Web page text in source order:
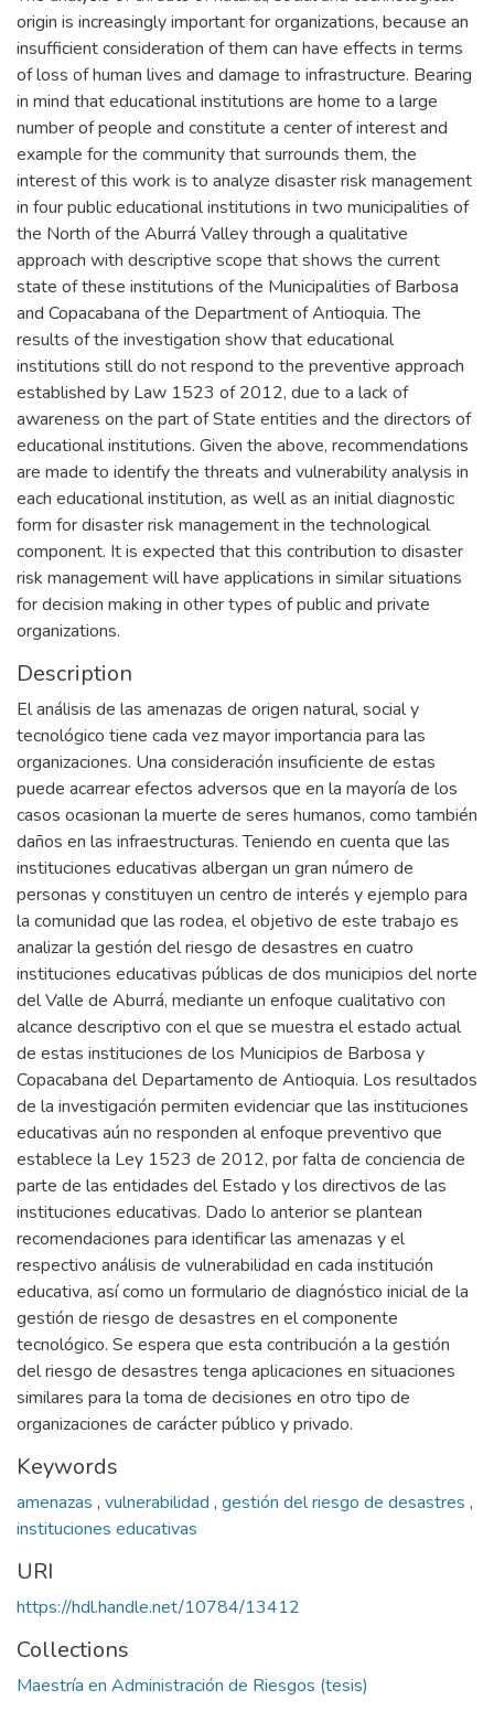
origin is increasingly important for organizations, because an
insufficient consideration of them can have effects in terms
of loss of human lives and damage to infrastructure. Bearing
in mind that educational institutions are home to a large
number of people and constitute a center of interest and
example for the community that surrounds them, the
interest of this work is to analyze disaster risk management
in four public educational institutions in two municipalities of
the North of the Aburrá Valley through a qualitative
approach with descriptive scope that shows the current
state of these institutions of the Municipalities of Barbosa
and Copacabana of the Department of Antioquia. The
results of the investigation show that educational
institutions still do not respond to the preventive approach
established by Law 1523 of 2012, due to a lack of
awareness on the part of State entities and the directors of
educational institutions. Given the above, recommendations
are made to identify the threats and vulnerability analysis in
each educational institution, as well as an initial diagnostic
form for disaster risk management in the technological
component. It is expected that this contribution to disaster
risk management will have applications in similar situations
for decision making in other types of public and private
organizations.
Description
El análisis de las amenazas de origen natural, social y
tecnológico tiene cada vez mayor importancia para las
organizaciones. Una consideración insuficiente de estas
puede acarrear efectos adversos que en la mayoría de los
casos ocasionan la muerte de seres humanos, como también
daños en las infraestructuras. Teniendo en cuenta que las
instituciones educativas albergan un gran número de
personas y constituyen un centro de interés y ejemplo para
la comunidad que las rodea, el objetivo de este trabajo es
analizar la gestión del riesgo de desastres en cuatro
instituciones educativas públicas de dos municipios del norte
del Valle de Aburrá, mediante un enfoque cualitativo con
alcance descriptivo con el que se muestra el estado actual
de estas instituciones de los Municipios de Barbosa y
Copacabana del Departamento de Antioquia. Los resultados
de la investigación permiten evidenciar que las instituciones
educativas aún no responden al enfoque preventivo que
establece la Ley 1523 de 2012, por falta de conciencia de
parte de las entidades del Estado y los directivos de las
instituciones educativas. Dado lo anterior se plantean
recomendaciones para identificar las amenazas y el
respectivo análisis de vulnerabilidad en cada institución
educativa, así como un formulario de diagnóstico inicial de la
gestión de riesgo de desastres en el componente
tecnológico. Se espera que esta contribución a la gestión
del riesgo de desastres tenga aplicaciones en situaciones
similares para la toma de decisiones en otro tipo de
organizaciones de carácter público y privado.
Keywords
amenazas , vulnerabilidad , gestión del riesgo de desastres ,
instituciones educativas
URI
https://hdl.handle.net/10784/13412
Collections
Maestría en Administración de Riesgos (tesis)